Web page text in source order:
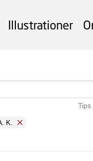
Illustrationer
Tips
K.